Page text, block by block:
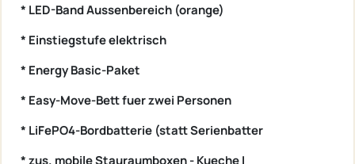
* LED-Band Aussenbereich (orange)
* Einstiegstufe elektrisch
* Energy Basic-Paket
* Easy-Move-Bett fuer zwei Personen
* LiFePO4-Bordbatterie (statt Serienbatter
* zus. mobile Stauraumboxen - Kueche I